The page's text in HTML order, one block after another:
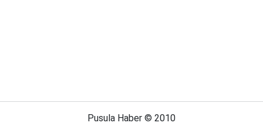
Pusula Haber © 2010